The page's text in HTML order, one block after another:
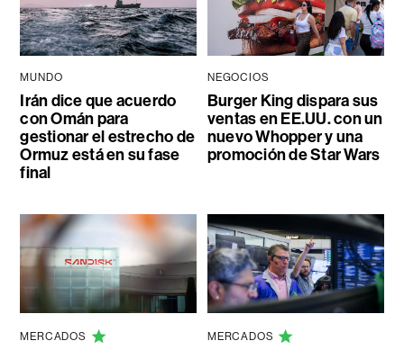
MUNDO
Irán dice que acuerdo
con Omán para
gestionar el estrecho de
Ormuz está en su fase
final
NEGOCIOS
Burger King dispara sus
ventas en EE.UU. con un
nuevo Whopper y una
promoción de Star Wars
MERCADOS MERCADOS